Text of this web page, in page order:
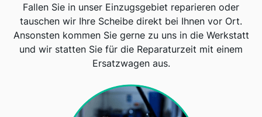
Fallen Sie in unser Einzugsgebiet reparieren oder
tauschen wir Ihre Scheibe direkt bei Ihnen vor Ort.
Ansonsten kommen Sie gerne zu uns in die Werkstatt
und wir statten Sie für die Reparaturzeit mit einem
Ersatzwagen aus.